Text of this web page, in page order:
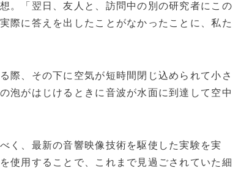
。「翌日、友人と、訪問中の別の研究者にこの
際に答えを出したことがなかったことに、私た
、その下に空気が短時間閉じ込められて小さ
泡がはじけるときに音波が水面に到達して空中
く、最新の音響映像技術を駆使した実験を実
使用することで、これまで見過ごされていた細